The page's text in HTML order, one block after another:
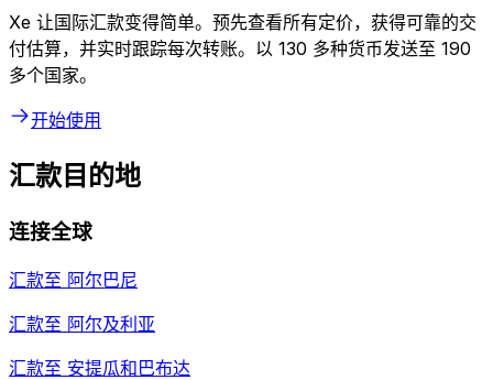
Xe 让国际汇款变得简单。预先查看所有定价，获得可靠的交
付估算，并实时跟踪每次转账。以 130 多种货币发送至 190
多个国家。
开始使用
汇款目的地
连接全球
汇款至 阿尔巴尼
汇款至 阿尔及利亚
汇款至 安提瓜和巴布达